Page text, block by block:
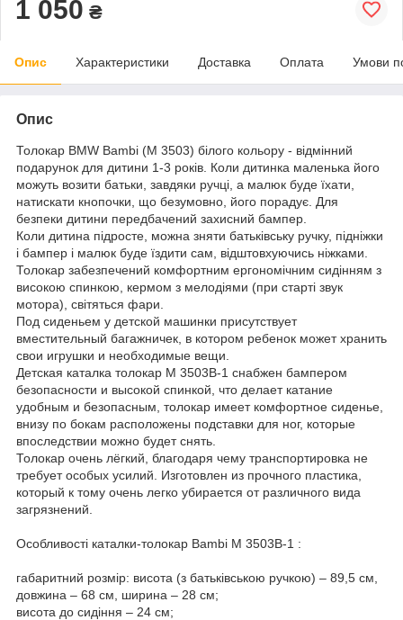
1 050 ₴
Опис Характеристики Доставка Оплата Умови
Опис
Толокар BMW Bambi (M 3503) білого кольору - відмінний
подарунок для дитини 1-3 років. Коли дитинка маленька його
можуть возити батьки, завдяки ручці, а малюк буде їхати,
натискати кнопочки, що безумовно, його порадує. Для
безпеки дитини передбачений захисний бампер.
Коли дитина підросте, можна зняти батьківську ручку, підніжки
і бампер і малюк буде їздити сам, відштовхуючись ніжками.
Толокар забезпечений комфортним ергономічним сидінням з
високою спинкою, кермом з мелодіями (при старті звук
мотора), світяться фари.
Под сиденьем у детской машинки присутствует
вместительный багажничек, в котором ребенок может хранить
свои игрушки и необходимые вещи.
Детская каталка толокар M 3503В-1 снабжен бампером
безопасности и высокой спинкой, что делает катание
удобным и безопасным, толокар имеет комфортное сиденье,
внизу по бокам расположены подставки для ног, которые
впоследствии можно будет снять.
Толокар очень лёгкий, благодаря чему транспортировка не
требует особых усилий. Изготовлен из прочного пластика,
который к тому очень легко убирается от различного вида
загрязнений.
Особливості каталки-толокар Bambi M 3503В-1 :
габаритний розмір: висота (з батьківською ручкою) – 89,5 см,
довжина – 68 см, ширина – 28 см;
висота до сидіння – 24 см;